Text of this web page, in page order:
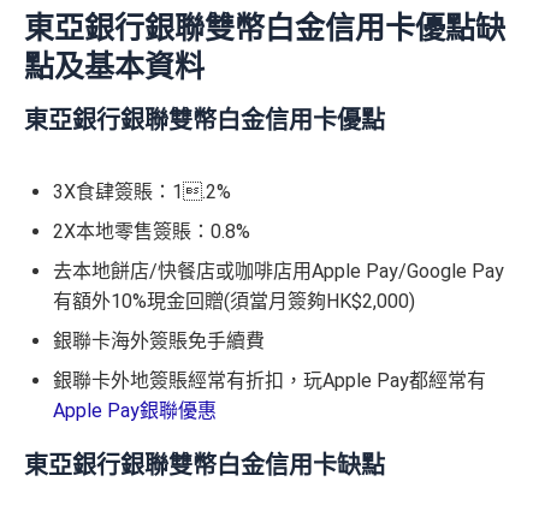
東亞銀行銀聯雙幣白金信用卡優點缺
點及基本資料
東亞銀行銀聯雙幣白金信用卡優點
3X食肆簽賬：1.2%
2X本地零售簽賬：0.8%
去本地餅店/快餐店或咖啡店用Apple Pay/Google Pay
有額外10%現金回贈(須當月簽夠HK$2,000)
銀聯卡海外簽賬免手續費
銀聯卡外地簽賬經常有折扣，玩Apple Pay都經常有
Apple Pay銀聯優惠
東亞銀行銀聯雙幣白金信用卡缺點